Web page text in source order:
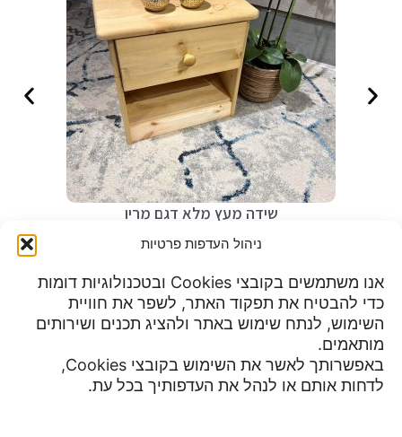
ניהול העדפות פרטיות
אנו משתמשים בקובצי Cookies ובטכנולוגיות דומות
כדי להבטיח את תפקוד האתר, לשפר את חוויית
השימוש, לנתח שימוש באתר ולהציג תכנים ושירותים
מותאמים.
באפשרותך לאשר את השימוש בקובצי Cookies,
לדחות אותם או לנהל את העדפותיך בכל עת.
שידה מעץ מלא דגם מריו
מדיניות פרטיות
תנאי שימוש
הצהרת נגישות
צור קשר
שעות פעילות:
יום שישי 8:30 עד 15:00
מוצ"ש עד חצות